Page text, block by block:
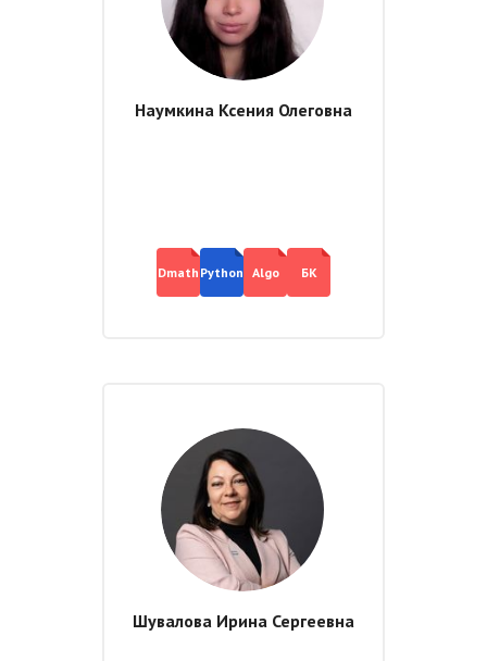
Наумкина Ксения Олеговна
Dmath Python Algo БК
Шувалова Ирина Сергеевна